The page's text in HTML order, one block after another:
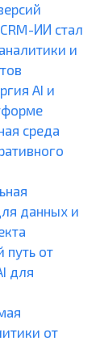
ИИ стал
и
AI и
среда
данных и
путь от
для
от